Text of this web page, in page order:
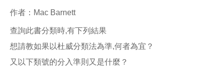
作者：Mac Barnett
查詢此書分類時,有下列結果
想請教如果以杜威分類法為準,何者為宜？
又以下類號的分入準則又是什麼？